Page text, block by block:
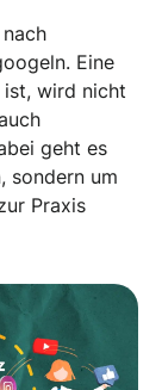
Eine
wird nicht
geht es
sondern um
Praxis